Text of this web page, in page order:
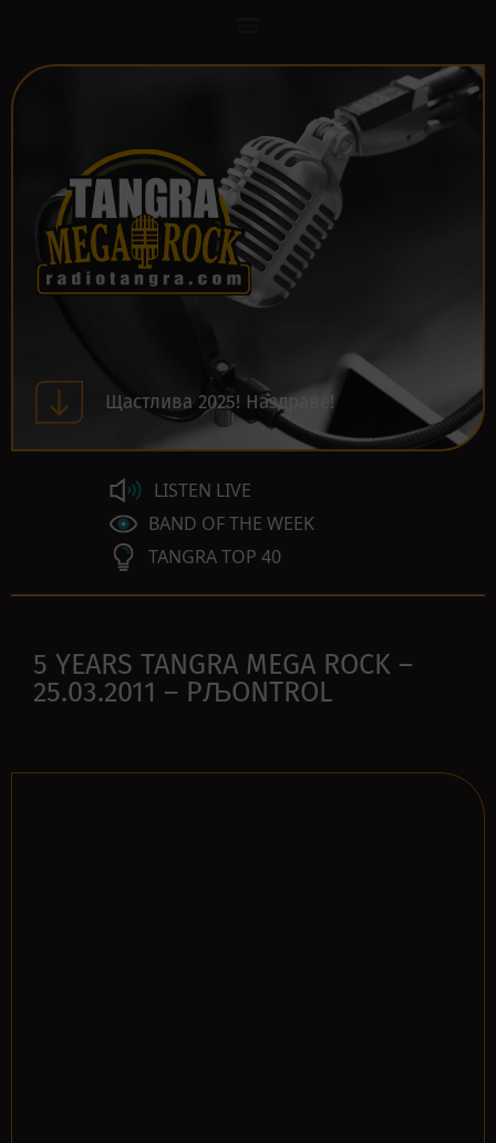
Щастлива 2025! Наздраве!
LISTEN LIVE
BAND OF THE WEEK
TANGRA TOP 40
5 YEARS TANGRA MEGA ROCK –
25.03.2011 – РЉONTROL